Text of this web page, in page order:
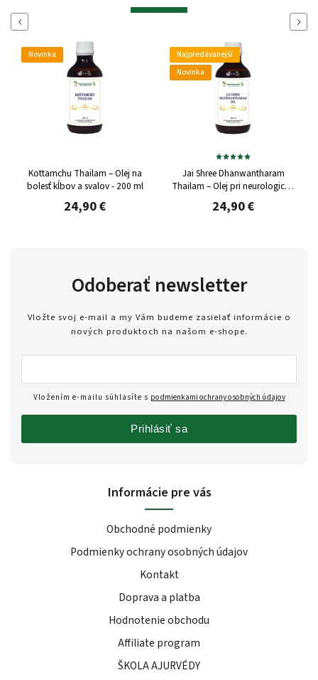
Naspäť Ďalej
Novinka
Kottamchu Thailam – Olej na
bolesť kĺbov a svalov - 200 ml
24,90 €
Najpredávanejší
Novinka
Jai Shree Dhanwantharam
Thailam – Olej pri neurologickej
a svalovej bolesti - 200 ml
24,90 €
Informácie pre vás
Obchodné podmienky
Podmienky ochrany osobných údajov
Kontakt
Doprava a platba
Hodnotenie obchodu
Affiliate program
ŠKOLA AJURVÉDY
Odoberať newsletter
Vložte svoj e-mail a my Vám budeme zasielať informácie o
nových produktoch na našom e-shope.
Vložením e-mailu súhlasíte s podmienkami ochrany osobných údajov
Prihlásiť sa